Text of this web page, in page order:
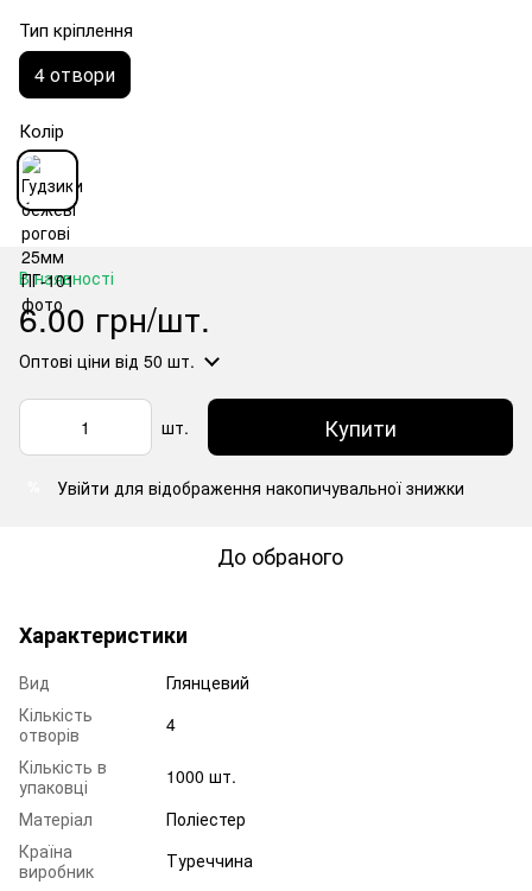
Тип кріплення
4 отвори
Колір
В наявності
6.00 грн/шт.
Оптові ціни від 50 шт.
шт. Купити
Увійти для відображення накопичувальної знижки
До обраного
Характеристики
Вид
Глянцевий
Кількість
отворів
4
Кількість в
упаковці
1000 шт.
Матеріал
Поліестер
Країна
виробник
Туреччина